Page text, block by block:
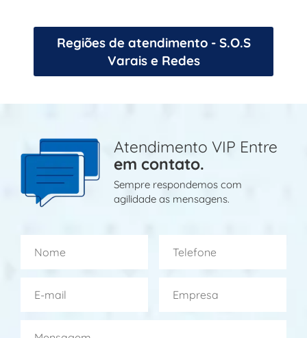
Regiões de atendimento - S.O.S
Varais e Redes
Atendimento VIP Entre
em contato.
Sempre respondemos com
agilidade as mensagens.